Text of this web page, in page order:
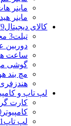
ماینر
ماینر
کالای دیجیتال79
تبلت3 محصول
دوربین
ساعت
گوشی
مچ بند
لپ تاپ و
کارت
کامپیوتر 0
لپ تاپ